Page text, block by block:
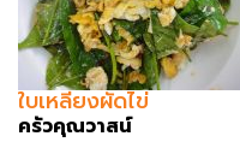
ใบเหลียงผัดไข่
ครัวคุณวาสน์